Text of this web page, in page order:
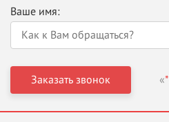
Ваше имя:
«*